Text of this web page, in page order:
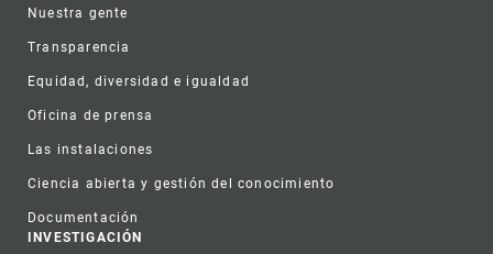
Nuestra gente
Transparencia
Equidad, diversidad e igualdad
Oficina de prensa
Las instalaciones
Ciencia abierta y gestión del conocimiento
Documentación
INVESTIGACIÓN